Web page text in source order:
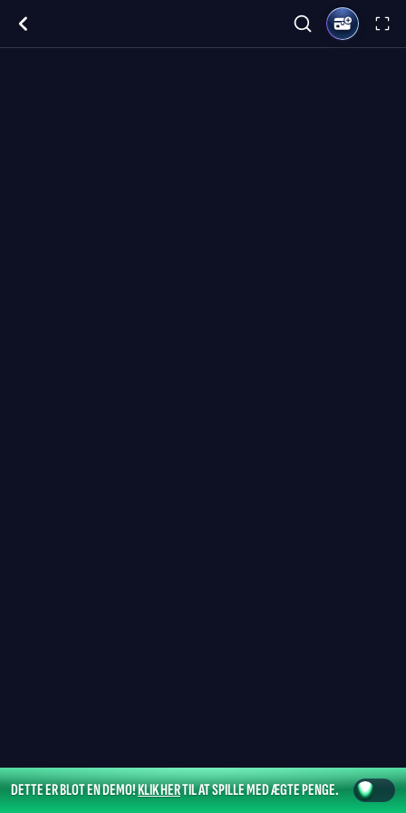
DETTE ER BLOT EN DEMO!KLIK HERTIL AT SPILLE MED ÆGTE PENGE.